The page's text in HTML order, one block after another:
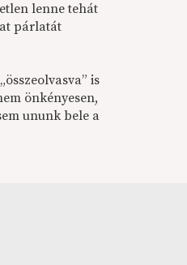
lenne tehát
párlatát
is
önkényesen,
ununk bele a